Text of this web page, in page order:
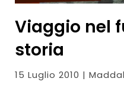
Viaggio nel
storia
15 Luglio 2010 |